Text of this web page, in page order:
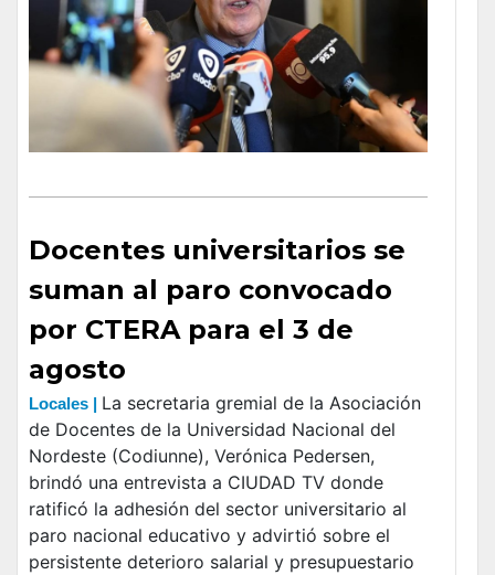
Docentes universitarios se
suman al paro convocado
por CTERA para el 3 de
agosto
Locales | La secretaria gremial de la Asociación
de Docentes de la Universidad Nacional del
Nordeste (Codiunne), Verónica Pedersen,
brindó una entrevista a CIUDAD TV donde
ratificó la adhesión del sector universitario al
paro nacional educativo y advirtió sobre el
persistente deterioro salarial y presupuestario